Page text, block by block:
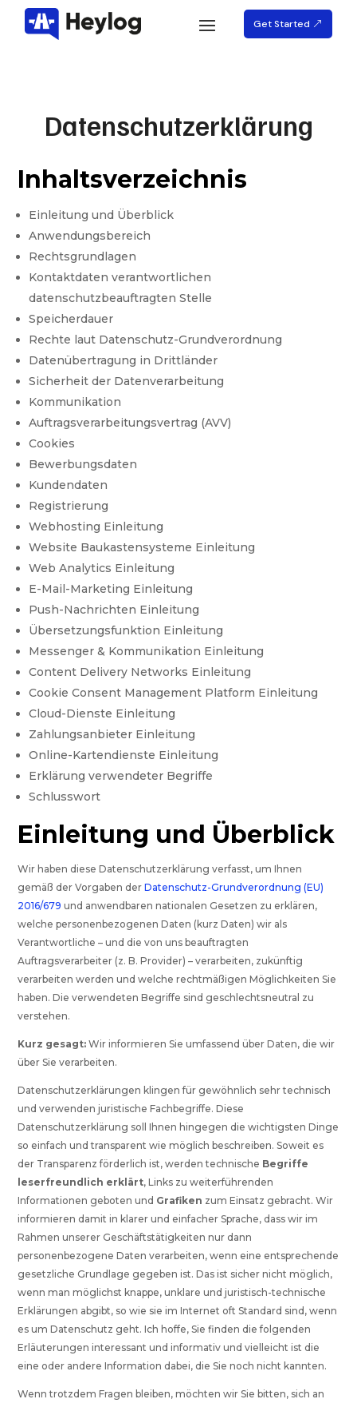
Get Started
Datenschutzerklärung
Inhaltsverzeichnis
Einleitung und Überblick
Anwendungsbereich
Rechtsgrundlagen
Kontaktdaten verantwortlichen
datenschutzbeauftragten Stelle
Speicherdauer
Rechte laut Datenschutz-Grundverordnung
Datenübertragung in Drittländer
Sicherheit der Datenverarbeitung
Kommunikation
Auftragsverarbeitungsvertrag (AVV)
Cookies
Bewerbungsdaten
Kundendaten
Registrierung
Webhosting Einleitung
Website Baukastensysteme Einleitung
Web Analytics Einleitung
E-Mail-Marketing Einleitung
Push-Nachrichten Einleitung
Übersetzungsfunktion Einleitung
Messenger & Kommunikation Einleitung
Content Delivery Networks Einleitung
Cookie Consent Management Platform Einleitung
Cloud-Dienste Einleitung
Zahlungsanbieter Einleitung
Online-Kartendienste Einleitung
Erklärung verwendeter Begriffe
Schlusswort
Einleitung und Überblick
Wir haben diese Datenschutzerklärung verfasst, um Ihnen
gemäß der Vorgaben der Datenschutz-Grundverordnung (EU)
2016/679 und anwendbaren nationalen Gesetzen zu erklären,
welche personenbezogenen Daten (kurz Daten) wir als
Verantwortliche – und die von uns beauftragten
Auftragsverarbeiter (z. B. Provider) – verarbeiten, zukünftig
verarbeiten werden und welche rechtmäßigen Möglichkeiten Sie
haben. Die verwendeten Begriffe sind geschlechtsneutral zu
verstehen.
Kurz gesagt: Wir informieren Sie umfassend über Daten, die wir
über Sie verarbeiten.
Datenschutzerklärungen klingen für gewöhnlich sehr technisch
und verwenden juristische Fachbegriffe. Diese
Datenschutzerklärung soll Ihnen hingegen die wichtigsten Dinge
so einfach und transparent wie möglich beschreiben. Soweit es
der Transparenz förderlich ist, werden technische Begriffe
leserfreundlich erklärt, Links zu weiterführenden
Informationen geboten und Grafiken zum Einsatz gebracht. Wir
informieren damit in klarer und einfacher Sprache, dass wir im
Rahmen unserer Geschäftstätigkeiten nur dann
personenbezogene Daten verarbeiten, wenn eine entsprechende
gesetzliche Grundlage gegeben ist. Das ist sicher nicht möglich,
wenn man möglichst knappe, unklare und juristisch-technische
Erklärungen abgibt, so wie sie im Internet oft Standard sind, wenn
es um Datenschutz geht. Ich hoffe, Sie finden die folgenden
Erläuterungen interessant und informativ und vielleicht ist die
eine oder andere Information dabei, die Sie noch nicht kannten.
Wenn trotzdem Fragen bleiben, möchten wir Sie bitten, sich an